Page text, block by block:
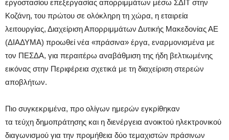
εργοστασίου επεξεργασίας απορριμμάτων μέσω ΣΔΙΤ στην
Κοζάνη, του πρώτου σε ολόκληρη τη χώρα, η εταιρεία
λειτουργίας, Διαχείριση Απορριμμάτων Δυτικής Μακεδονίας ΑΕ
(ΔΙΑΔΥΜΑ) προωθεί νέα «πράσινα» έργα, εναρμονισμένα με
τον ΠΕΣΔΑ, για περαιτέρω αναβάθμιση της ήδη βελτιωμένης
εικόνας στην Περιφέρεια σχετικά με τη διαχείριση στερεών
αποβλήτων.
Πιο συγκεκριμένα, προ ολίγων ημερών εγκρίθηκαν
τα τεύχη δημοπράτησης και η διενέργεια ανοικτού ηλεκτρονικού
διαγωνισμού για την προμήθεια δύο τεμαχιστών πράσινων